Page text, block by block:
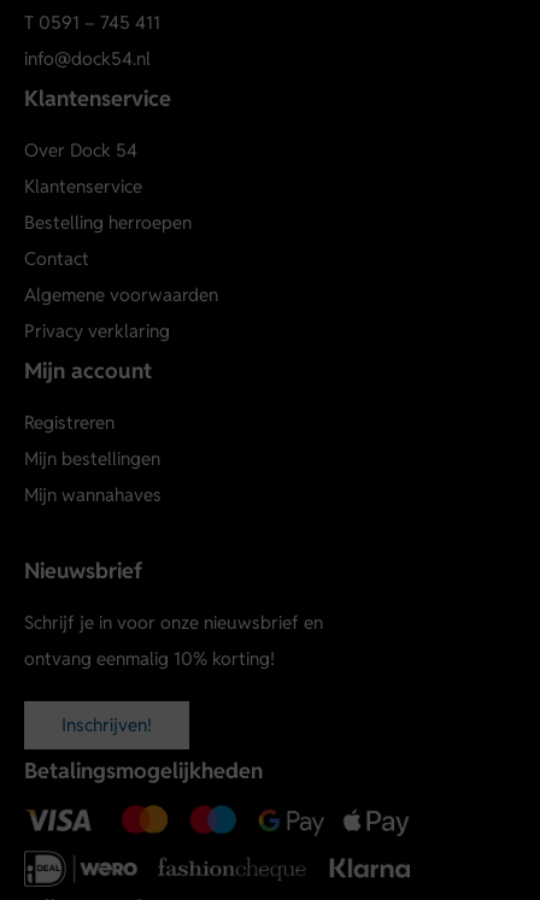
T 0591 – 745 411
info@dock54.nl
Klantenservice
Over Dock 54
Klantenservice
Bestelling herroepen
Contact
Algemene voorwaarden
Privacy verklaring
Mijn account
Registreren
Mijn bestellingen
Mijn wannahaves
Nieuwsbrief
Schrijf je in voor onze nieuwsbrief en
ontvang eenmalig 10% korting!
Inschrijven!
Betalingsmogelijkheden